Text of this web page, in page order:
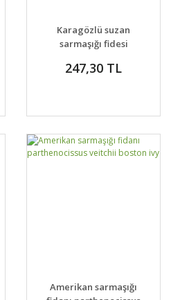
Karagözlü suzan
sarmaşığı fidesi
247,30 TL
Amerikan sarmaşığı